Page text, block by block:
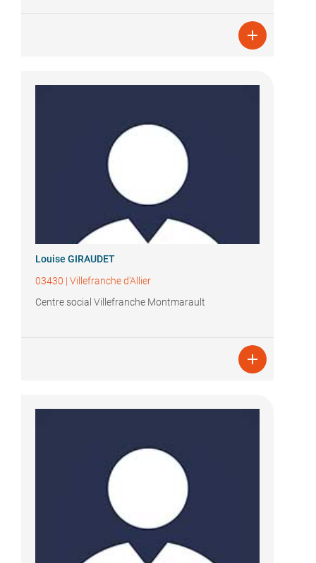

Louise GIRAUDET
03430 | Villefranche d'Allier
Centre social Villefranche Montmarault
